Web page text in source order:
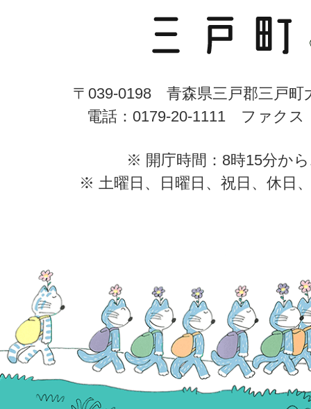
〒039-0198 青森県三戸郡三戸町
電話：0179-20-1111 ファクス
※ 開庁時間：8時15分か
※ 土曜日、日曜日、祝日、休日